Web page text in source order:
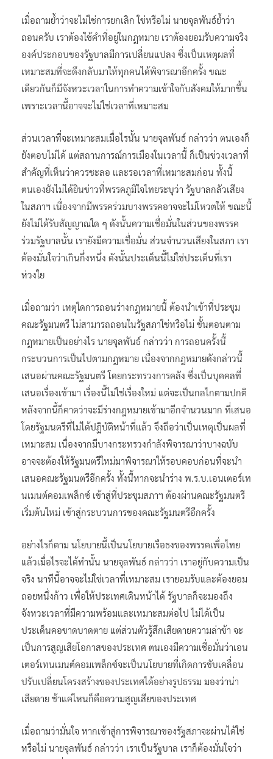
เมื่อถามย้ำว่าจะไม่ใช่การยกเลิก ใช่หรือไม่ นายจุลพันธ์ย้ำว่า
ถอนครับ เราต้องใช้คำที่อยู่ในกฎหมาย เราต้องยอมรับความจริง
องค์ประกอบของรัฐบาลมีการเปลี่ยนแปลง ซึ่งเป็นเหตุผลที่
เหมาะสมที่จะดึงกลับมาให้ทุกคนได้พิจารณาอีกครั้ง ขณะ
เดียวกันก็มีจังหวะเวลาในการทำความเข้าใจกับสังคมให้มากขึ้น
เพราะเวลานี้อาจจะไม่ใช่เวลาที่เหมาะสม
ส่วนเวลาที่จะเหมาะสมเมื่อไรนั้น นายจุลพันธ์ กล่าวว่า ตนเองก็
ยังตอบไม่ได้ แต่สถานการณ์การเมืองในเวลานี้ ก็เป็นช่วงเวลาที่
สำคัญที่เห็นว่าควรชะลอ และรอเวลาที่เหมาะสมก่อน ทั้งนี้
ตนเองยังไม่ได้ยินข่าวที่พรรคภูมิใจไทยระบุว่า รัฐบาลกลัวเสียง
ในสภาฯ เนื่องจากมีพรรคร่วมบางพรรคอาจจะไม่โหวตให้ ขณะนี้
ยังไม่ได้รับสัญญาณใด ๆ ดังนั้นความเชื่อมั่นในส่วนของพรรค
ร่วมรัฐบาลนั้น เรายังมีความเชื่อมั่น ส่วนจำนวนเสียงในสภา เรา
ต้องมั่นใจว่าเกินกึ่งหนึ่ง ดังนั้นประเด็นนี้ไม่ใช่ประเด็นที่เรา
ห่วงใย
เมื่อถามว่า เหตุใดการถอนร่างกฎหมายนี้ ต้องนำเข้าที่ประชุม
คณะรัฐมนตรี ไม่สามารถถอนในรัฐสภาใช่หรือไม่ ขั้นตอนตาม
กฎหมายเป็นอย่างไร นายจุลพันธ์ กล่าวว่า การถอนครั้งนี้
กระบวนการเป็นไปตามกฎหมาย เนื่องจากกฎหมายดังกล่าวนี้
เสนอผ่านคณะรัฐมนตรี โดยกระทรวงการคลัง ซึ่งเป็นบุคคลที่
เสนอเรื่องเข้ามา เรื่องนี้ไม่ใช่เรื่องใหม่ แต่จะเป็นกลไกตามปกติ
หลังจากนี้ก็คาดว่าจะมีร่างกฎหมายเข้ามาอีกจำนวนมาก ที่เสนอ
โดยรัฐมนตรีที่ไม่ได้ปฏิบัติหน้าที่แล้ว จึงถือว่าเป็นเหตุเป็นผลที่
เหมาะสม เนื่องจากมีบางกระทรวงกำลังพิจารณาว่าบางฉบับ
อาจจะต้องให้รัฐมนตรีใหม่มาพิจารณาให้รอบคอบก่อนที่จะนำ
เสนอคณะรัฐมนตรีอีกครั้ง ทั้งนี้หากจะนำร่าง พ.ร.บ.เอนเตอร์เท
นเมนต์คอมเพล็กซ์ เข้าสู่ที่ประชุมสภาฯ ต้องผ่านคณะรัฐมนตรี
เริ่มต้นใหม่ เข้าสู่กระบวนการของคณะรัฐมนตรีอีกครั้ง
อย่างไรก็ตาม นโยบายนี้เป็นนโยบายเรือธงของพรรคเพื่อไทย
แล้วเมื่อไรจะได้ทำนั้น นายจุลพันธ์ กล่าวว่า เราอยู่กับความเป็น
จริง นาทีนี้อาจจะไม่ใช่เวลาที่เหมาะสม เรายอมรับและต้องยอม
ถอยหนึ่งก้าว เพื่อให้ประเทศเดินหน้าได้ รัฐบาลก็จะมองถึง
จังหวะเวลาที่มีความพร้อมและเหมาะสมต่อไป ไม่ได้เป็น
ประเด็นคอขาดบาดตาย แต่ส่วนตัวรู้สึกเสียดายความล่าช้า จะ
เป็นการสูญเสียโอกาสของประเทศ ตนเองมีความเชื่อมั่นว่าเอน
เตอร์เทนเมนต์คอมเพล็กซ์จะเป็นนโยบายที่เกิดการขับเคลื่อน
ปรับเปลี่ยนโครงสร้างของประเทศได้อย่างรูปธรรม มองว่าน่า
เสียดาย ช้าแค่ไหนก็คือความสูญเสียของประเทศ
เมื่อถามว่ามั่นใจ หากเข้าสู่การพิจารณาของรัฐสภาจะผ่านได้ใช่
หรือไม่ นายจุลพันธ์ กล่าวว่า เราเป็นรัฐบาล เราก็ต้องมั่นใจว่า